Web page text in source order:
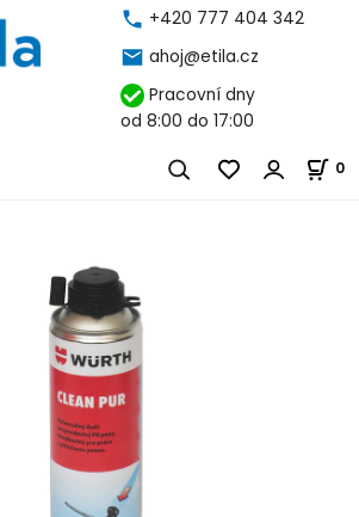
+420 777 404 342
ahoj@etila.cz
Pracovní dny
od 8:00 do 17:00
0